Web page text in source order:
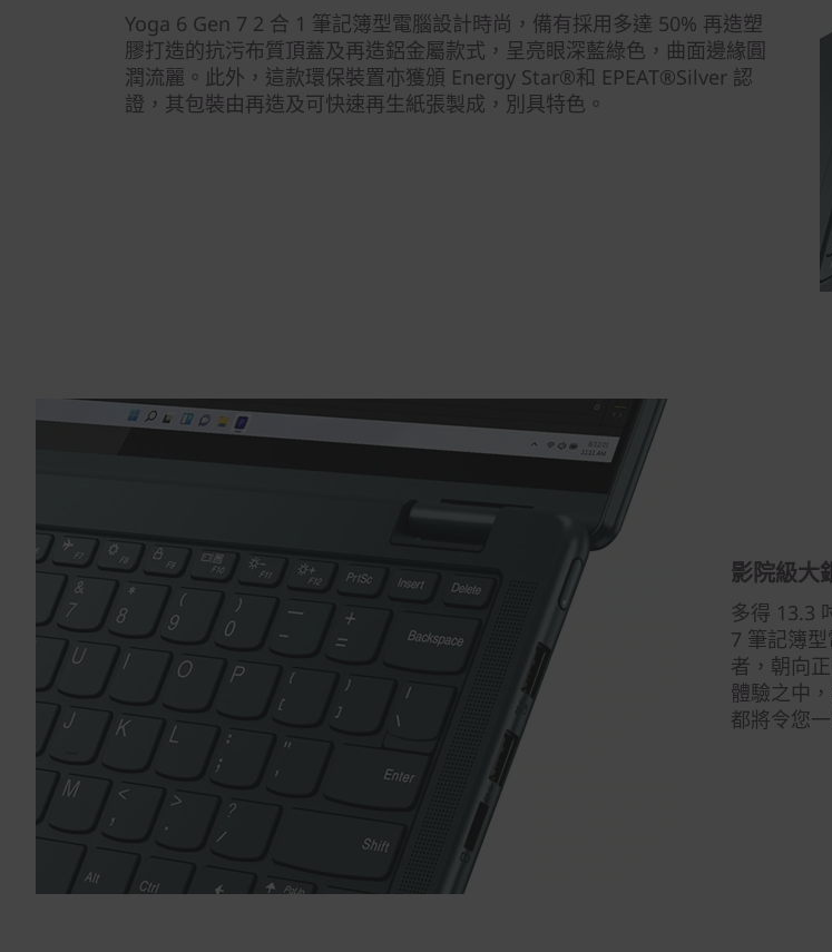
Yoga 6 Gen 7 2 合 1 筆記簿型電腦設計時尚，備有採用多達 50% 再造塑
膠打造的抗污布質頂蓋及再造鋁金屬款式，呈亮眼深藍綠色，曲面邊緣圓
潤流麗。此外，這款環保裝置亦獲頒 Energy Star®和 EPEAT®Silver 認
證，其包裝由再造及可快速再生紙張製成，別具特色。
影院級大
多得 13.3
7 筆記簿
者，朝向
體驗之中
都將令您